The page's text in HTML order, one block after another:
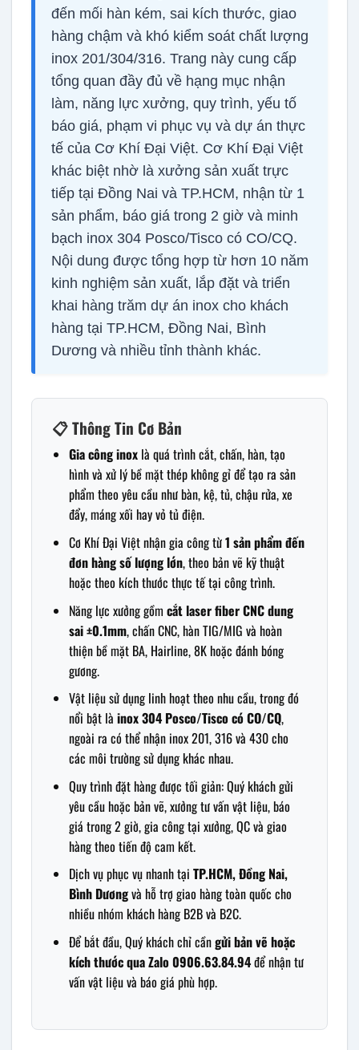
đến mối hàn kém, sai kích thước, giao
hàng chậm và khó kiểm soát chất lượng
inox 201/304/316. Trang này cung cấp
tổng quan đầy đủ về hạng mục nhận
làm, năng lực xưởng, quy trình, yếu tố
báo giá, phạm vi phục vụ và dự án thực
tế của Cơ Khí Đại Việt. Cơ Khí Đại Việt
khác biệt nhờ là xưởng sản xuất trực
tiếp tại Đồng Nai và TP.HCM, nhận từ 1
sản phẩm, báo giá trong 2 giờ và minh
bạch inox 304 Posco/Tisco có CO/CQ.
Nội dung được tổng hợp từ hơn 10 năm
kinh nghiệm sản xuất, lắp đặt và triển
khai hàng trăm dự án inox cho khách
hàng tại TP.HCM, Đồng Nai, Bình
Dương và nhiều tỉnh thành khác.
📋 Thông Tin Cơ Bản
Gia công inoxlà quá trình cắt, chấn, hàn, tạo
hình và xử lý bề mặt thép không gỉ để tạo ra sản
phẩm theo yêu cầu như bàn, kệ, tủ, chậu rửa, xe
đẩy, máng xối hay vỏ tủ điện.
Cơ Khí Đại Việt nhận gia công từ1 sản phẩm đến
đơn hàng số lượng lớn, theo bản vẽ kỹ thuật
hoặc theo kích thước thực tế tại công trình.
Năng lực xưởng gồm cắt laser fiber CNC dung
sai ±0.1mm, chấn CNC, hàn TIG/MIG và hoàn
thiện bề mặt BA, Hairline, 8K hoặc đánh bóng
gương.
Vật liệu sử dụng linh hoạt theo nhu cầu, trong đó
nổi bật là inox 304 Posco/Tisco có CO/CQ,
ngoài ra có thể nhận inox 201, 316 và 430 cho
các môi trường sử dụng khác nhau.
Quy trình đặt hàng được tối giản: Quý khách gửi
yêu cầu hoặc bản vẽ, xưởng tư vấn vật liệu, báo
giá trong 2 giờ, gia công tại xưởng, QC và giao
hàng theo tiến độ cam kết.
Dịch vụ phục vụ nhanh tại TP.HCM, Đồng Nai,
Bình Dươngvà hỗ trợ giao hàng toàn quốc cho
nhiều nhóm khách hàng B2B và B2C.
Để bắt đầu, Quý khách chỉ cầngửi bản vẽ hoặc
kích thước qua Zalo 0906.63.84.94để nhận tư
vấn vật liệu và báo giá phù hợp.